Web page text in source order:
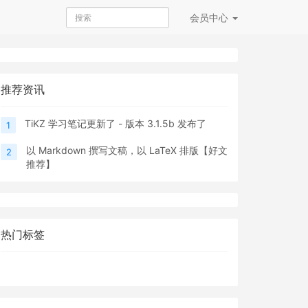
会员中心
推荐资讯
1 TiKZ 学习笔记更新了 - 版本 3.1.5b 发布了
2
以 Markdown 撰写文稿，以 LaTeX 排版【好文
推荐】
热门标签